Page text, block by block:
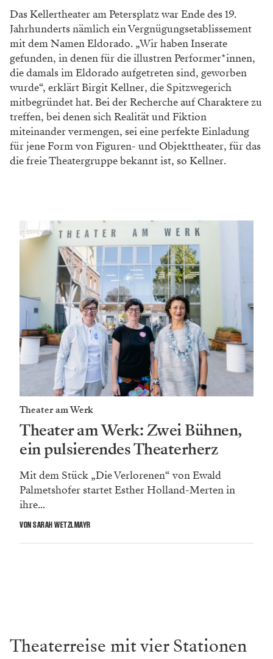
Das Kellertheater am Petersplatz war Ende des 19.
Jahrhunderts nämlich ein Vergnügungsetablissement
mit dem Namen Eldorado. „Wir haben Inserate
gefunden, in denen für die illustren Performer*innen,
die damals im Eldorado aufgetreten sind, geworben
wurde“, erklärt Birgit Kellner, die Spitzwegerich
mitbegründet hat. Bei der Recherche auf Charaktere zu
treffen, bei denen sich Realität und Fiktion
miteinander vermengen, sei eine perfekte Einladung
für jene Form von Figuren- und Objekttheater, für das
die freie Theatergruppe bekannt ist, so Kellner.
Theater am Werk
Theater am Werk: Zwei Bühnen,
ein pulsierendes Theaterherz
Mit dem Stück „Die Verlorenen“ von Ewald
Palmetshofer startet Esther Holland-Merten in
ihre...
VON SARAH WETZLMAYR
Theaterreise mit vier Stationen